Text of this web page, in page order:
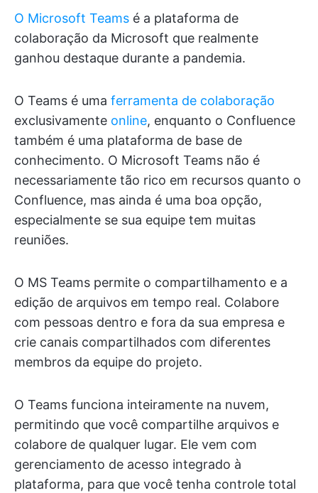
O Microsoft Teams é a plataforma de
colaboração da Microsoft que realmente
ganhou destaque durante a pandemia.
O Teams é uma ferramenta de colaboração
exclusivamente online, enquanto o Confluence
também é uma plataforma de base de
conhecimento. O Microsoft Teams não é
necessariamente tão rico em recursos quanto o
Confluence, mas ainda é uma boa opção,
especialmente se sua equipe tem muitas
reuniões.
O MS Teams permite o compartilhamento e a
edição de arquivos em tempo real. Colabore
com pessoas dentro e fora da sua empresa e
crie canais compartilhados com diferentes
membros da equipe do projeto.
O Teams funciona inteiramente na nuvem,
permitindo que você compartilhe arquivos e
colabore de qualquer lugar. Ele vem com
gerenciamento de acesso integrado à
plataforma, para que você tenha controle total